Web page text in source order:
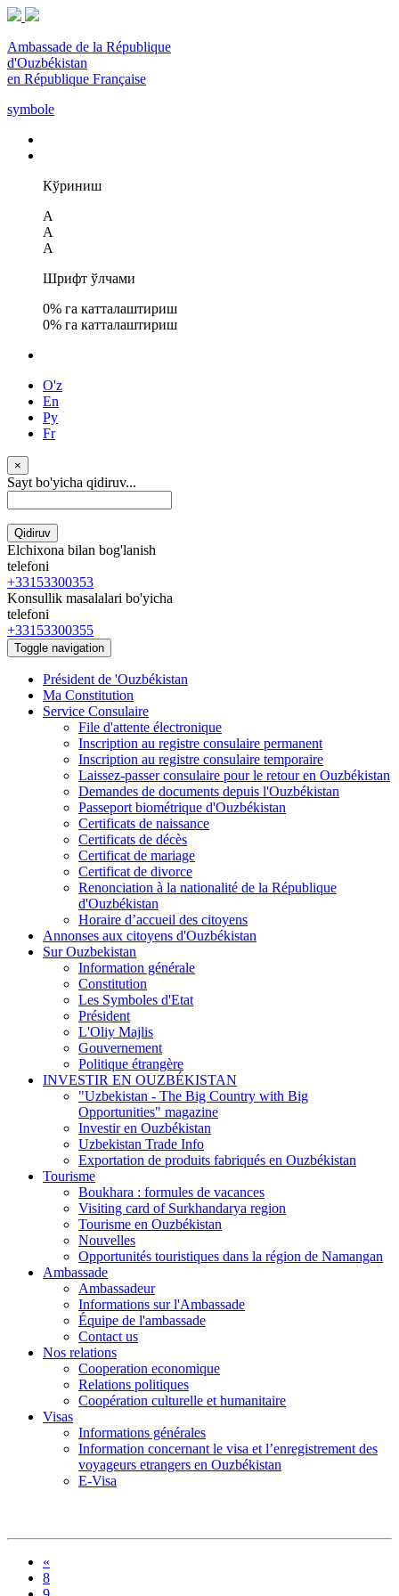
Ambassade de la République
d'Ouzbékistan
en République Française
symbole
Кўриниш
A
A
A
Шрифт ўлчами
0% га катталаштириш
0% га катталаштириш
O'z
En
Ру
Fr
×
Sayt bo'yicha qidiruv...
Qidiruv
Elchixona bilan bog'lanish
telefoni
+33153300353
Konsullik masalalari bo'yicha
telefoni
+33153300355
Toggle navigation
Président de 'Ouzbékistan
Ma Constitution
Service Consulaire
File d'attente électronique
Inscription au registre consulaire permanent
Inscription au registre consulaire temporaire
Laissez-passer consulaire pour le retour en Ouzbékistan
Demandes de documents depuis l'Ouzbékistan
Passeport biométrique d'Ouzbékistan
Certificats de naissance
Certificats de décès
Certificat de mariage
Certificat de divorce
Renonciation à la nationalité de la République
d'Ouzbékistan
Horaire d’accueil des citoyens
Annonses aux citoyens d'Ouzbékistan
Sur Ouzbekistan
Information générale
Constitution
Les Symboles d'Etat
Président
L'Oliy Majlis
Gouvernement
Politique étrangère
INVESTIR EN OUZBÉKISTAN
"Uzbekistan - The Big Country with Big
Opportunities" magazine
Investir en Ouzbékistan
Uzbekistan Trade Info
Exportation de produits fabriqués en Ouzbékistan
Tourisme
Boukhara : formules de vacances
Visiting card of Surkhandarya region
Tourisme en Ouzbékistan
Nouvelles
Opportunités touristiques dans la région de Namangan
Ambassade
Ambassadeur
Informations sur l'Ambassade
Équipe de l'ambassade
Contact us
Nos relations
Cooperation economique
Relations politiques
Coopération culturelle et humanitaire
Visas
Informations générales
Information concernant le visa et l’enregistrement des
voyageurs etrangers en Ouzbékistan
E-Visa
«
8